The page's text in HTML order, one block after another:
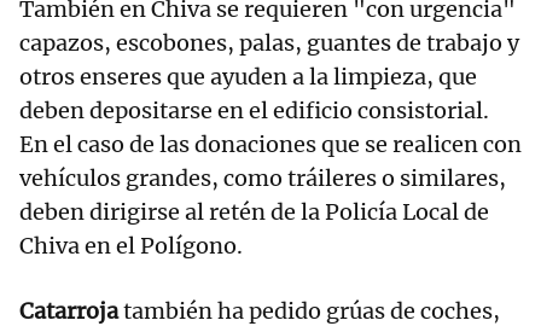
También en Chiva se requieren "con urgencia"
capazos, escobones, palas, guantes de trabajo y
otros enseres que ayuden a la limpieza, que
deben depositarse en el edificio consistorial.
En el caso de las donaciones que se realicen con
vehículos grandes, como tráileres o similares,
deben dirigirse al retén de la Policía Local de
Chiva en el Polígono.
Catarrojatambién ha pedido grúas de coches,